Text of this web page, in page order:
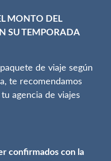
MONTO DEL
SU TEMPORADA
de viaje según
te recomendamos
agencia de viajes
confirmados con la